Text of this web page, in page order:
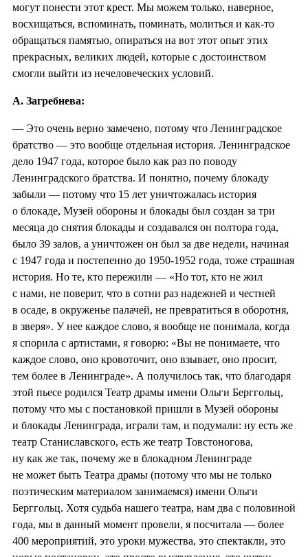
могут понести этот крест. Мы можем только, наверное,
восхищаться, вспоминать, поминать, молиться и как-то
обращаться памятью, опираться на вот этот опыт этих
прекрасных, великих людей, которые с достоинством
смогли выйти из нечеловеческих условий.
А. Загребнева:
— Это очень верно замечено, потому что Ленинградское
братство — это вообще отдельная история. Ленинградское
дело 1947 года, которое было как раз по поводу
Ленинградского братства. И понятно, почему блокаду
забыли — потому что 15 лет уничтожалась история
о блокаде, Музей обороны и блокады был создан за три
месяца до снятия блокады и создавался он полтора года,
было 39 залов, а уничтожен он был за две недели, начиная
с 1947 года и постепенно до 1950-1952 года, тоже страшная
история. Но те, кто пережили — «Но тот, кто не жил
с нами, не поверит, что в сотни раз надежней и честней
в осаде, в окруженье палачей, не превратиться в оборотня,
в зверя». У нее каждое слово, я вообще не понимала, когда
я спорила с артистами, я говорю: «Вы не понимаете, что
каждое слово, оно кровоточит, оно взывает, оно просит,
тем более в Ленинграде». А получилось так, что благодаря
этой пьесе родился Театр драмы имени Ольги Берггольц,
потому что мы с постановкой пришли в Музей обороны
и блокады Ленинграда, играли там, и подумали: ну есть же
театр Станиславского, есть же театр Товстоногова,
ну как же так, почему же в блокадном Ленинграде
не может быть Театра драмы (потому что мы не только
поэтическим материалом занимаемся) имени Ольги
Берггольц. Хотя судьба нашего театра, нам два с половиной
года, мы в данный момент провели, я посчитала — более
400 мероприятий, это уроки мужества, это спектакли, это